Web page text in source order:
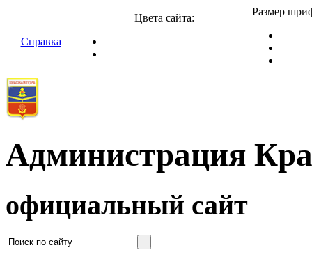
Справка
Цвета сайта:
Размер
Администрация
официальный сайт